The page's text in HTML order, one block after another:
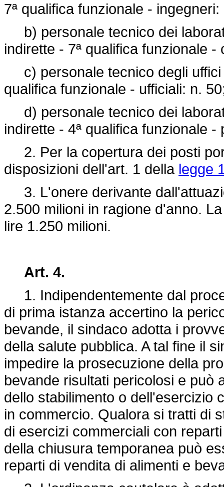
7ª qualifica funzionale - ingegneri:
b) personale tecnico dei
indirette - 7ª qualifica funzionale -
c) personale tecnico degli uffici
qualifica funzionale - ufficiali: n.
d) personale tecnico dei
indirette - 4ª qualifica funzionale
2. Per la copertura dei posti
disposizioni dell'art. 1 della legge
3. L'onere derivante
2.500 milioni in ragione d'anno.
lire 1.250 milioni.
Art. 4.
1. Indipendentemente dal
di prima istanza accertino la
bevande, il sindaco adotta i
della salute pubblica. A tal fine il
impedire la prosecuzione della
bevande risultati pericolosi e può
dello stabilimento o dell'esercizio
in commercio. Qualora si tratti di
di esercizi commerciali con
della chiusura temporanea può
reparti di vendita di alimenti e